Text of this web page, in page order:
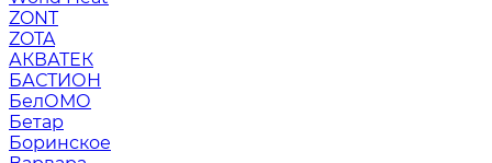
ZONT
ZOTA
АКВАТЕК
БАСТИОН
БелОМО
Бетар
Боринское